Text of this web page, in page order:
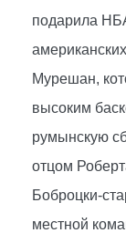
подарила
Мурешан,
высоким
румынскую
отцом
Боброцки-
местной